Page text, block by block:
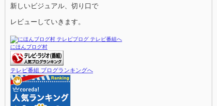
新しいビジュアル、切り口で
レビューしていきます。
にほんブログ村
テレビ番組 ブログランキングへ